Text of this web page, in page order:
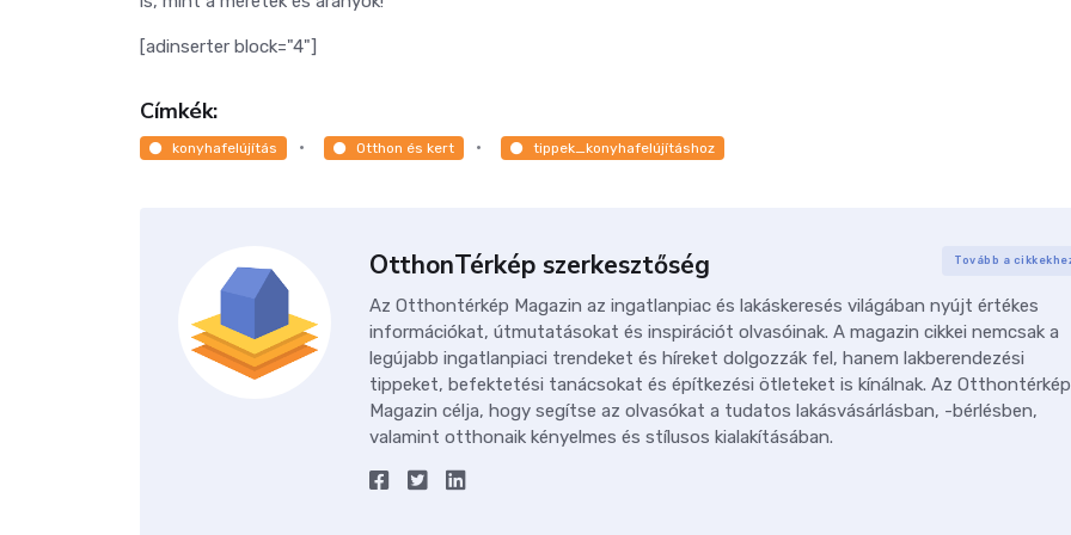
[adinserter block="4"]
Címkék:
konyhafelújítás Otthon és kert tippek_konyhafelújításhoz
OtthonTérkép szerkesztőség Tovább a
Az Otthontérkép Magazin az ingatlanpiac és lakáskeresés világában nyújt értékes
információkat, útmutatásokat és inspirációt olvasóinak. A magazin cikkei nemcsak a
legújabb ingatlanpiaci trendeket és híreket dolgozzák fel, hanem lakberendezési
tippeket, befektetési tanácsokat és építkezési ötleteket is kínálnak. Az Otthontérkép
Magazin célja, hogy segítse az olvasókat a tudatos lakásvásárlásban, -bérlésben,
valamint otthonaik kényelmes és stílusos kialakításában.